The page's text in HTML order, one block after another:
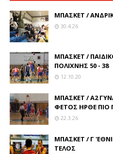
ΜΠΑΣΚΕΤ /
30.4.26
ΜΠΑΣΚΕΤ /
ΠΟΛΙΧΝΗΣ 50 - 38
12.10.20
ΜΠΑΣΚΕΤ / Α2
ΦΕΤΟΣ ΗΡΘΕ ΠΙΟ
22.3.26
ΜΠΑΣΚΕΤ / Γ
ΤΕΛΟΣ